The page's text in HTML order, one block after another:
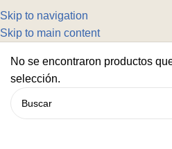
Skip to navigation
Skip to main content
No se encontraron productos
selección.